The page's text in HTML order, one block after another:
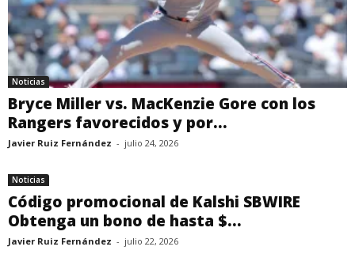
Noticias
Bryce Miller vs. MacKenzie Gore con los
Rangers favorecidos y por...
Javier Ruiz Fernández - julio 24, 2026
Noticias
Código promocional de Kalshi SBWIRE
Obtenga un bono de hasta $...
Javier Ruiz Fernández - julio 22, 2026